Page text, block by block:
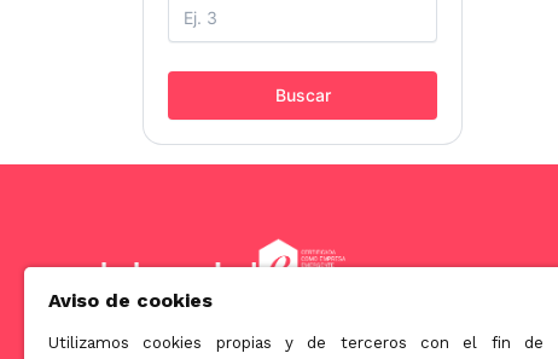
Buscar
Aviso de cookies
Utilizamos cookies propias y de terceros con el fin de